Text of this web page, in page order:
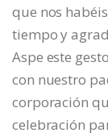
que nos
tiempo y
Aspe este
con nuestro
corporación
celebración